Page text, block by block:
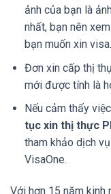
ảnh của bạn là
nhất, bạn nên
bạn muốn xin visa.
Đơn xin cấp thị
mới được tính là
Nếu cảm thấy
tục xin thị thực
tham khảo dịch
VisaOne.
Với hơn 15 năm kinh